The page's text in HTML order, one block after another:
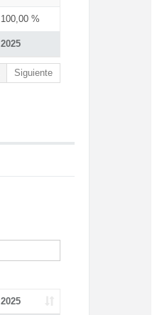
2025
100,00 %
Siguiente
2025